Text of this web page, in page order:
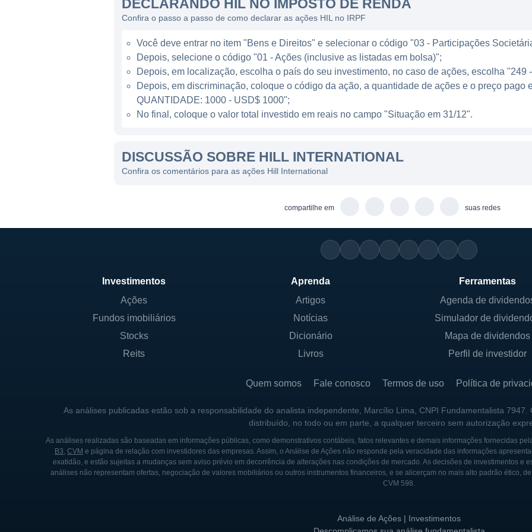
Entre as linhas de negócios que a Hill International oferece, destacam-se a gestão
qualidade. Esses serviços são projetados para ajudar os clientes a minimizar riscos
todos os estágios do ciclo de vida do projeto.
ESTRUTURA CORPORATIVA
A Hill International é uma empresa de capital aberto, listada na bolsa de valores, o
individuais, o que sugere um diversificado grupo de investidores interessados no seu
de uma empresa privada dos Estados Unidos, não é controlada pelo governo, o que
Os principais executivos e membros do conselho de administração são responsáveis
direção ao crescimento contínuo e à excelência em seus serviços. Essa liderança é
Hill International como uma das líderes no gerenciamento de projetos e consultoria
HISTÓRICO DA HILL INTERNATIONAL
A história da Hill International é marcada por crescimento e expansão ao longo das
fundada por Irvin E. Hill e começou fornecendo serviços de gerenciamento de
Desde o início, a Hill se destacou pela inovação e pela capacidade de superar
construção enfrentam.
Com o passar dos anos, a empresa expandiu suas operações e sua presença
envolvimento em projetos emblemáticos, incluindo infraestrutura pública,
Durante sua trajetória, a Hill tem participado de projetos significativos, que variam
complexos de transporte, beneficiando-se de sua experiência para gerenciar a
empreendimentos. Em resposta ao crescimento do mercado global de construção, a
Nos últimos anos, a Hill International tem se concentrado em inovação tecnológica e
DECLARANDO HIL NO IMPOSTO DE RENDA
Confira o passo a passo de como declarar as ações HIL no IRPF
Você deve entrar no item "Bens e Direitos" e selecionar o código "03 - Participações
Depois, selecione o código "01 - Ações (inclusive as listadas em bolsa)";
Depois, em localização, escolha o país do seu investimento, no caso de ações, escolha "249
Depois, em discriminação, coloque o código da ação, a quantidade de ações e o preço pago
QUANTIDADE: 1000 - USD$ 1000";
No final, coloque o valor total investido em reais no campo "Situação em 31/12".
DISCUSSÃO SOBRE HILL INTERNATIONAL
Confira os comentários para as ações Hill International
compartilhe em suas redes
Investimentos
Ações
Fundos imobiliários
Stocks
Reits
Aprenda
Artigos
Notícias
Dicionário
Livros
Ferramentas
Agenda de
Simulador de
Mapa de dividendos
Perfil de investidor
Quem somos Fale conosco Termos de uso Política de
As análises publicadas estão sob a responsabilidade do analista independente, Marcílio Lima, CNPI Fundamentalista
distribuído, no todo ou em parte, a qualquer terceiro sem autorização
As análises realizadas são baseadas em informações públicas, como demonstrativos contábeis, fatos relevantes e demais informações fornecidas
B3, CVM e página de relação com investidores das empresas. Assim, o Análise de Ações não responde pela veracidade das informações
exatidão, e estão sujeitas a mudanças sem aviso prévio em decorrência de alterações nas condições de mercado. As decisões de investimentos e
análises não representam ofertas, negociação de valores mobiliários ou outros instrumentos financeiros, e se alicerçam no mais alto padrão ético,
CVM 598.
Análise de Ações | Investimentos